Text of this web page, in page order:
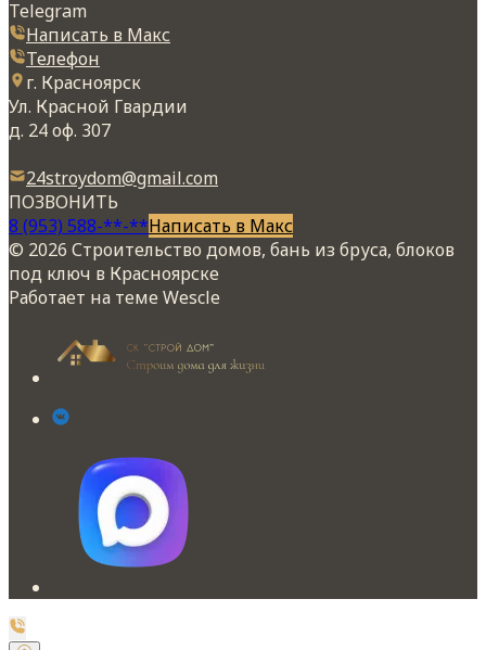
Telegram
Написать в Макс
Телефон
г. Красноярск
Ул. Красной Гвардии
д. 24 оф. 307
24stroydom@gmail.com
ПОЗВОНИТЬ
8 (953) 588-**-**Написать в Макс
© 2026 Строительство домов, бань из бруса, блоков
под ключ в Красноярске
Работает на теме Wescle